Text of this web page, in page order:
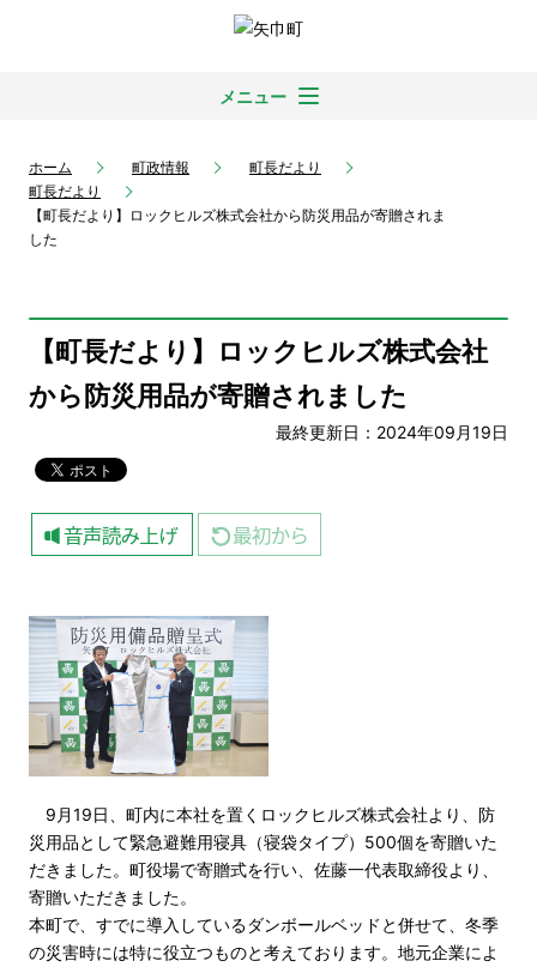
メニュー
ホーム 町政情報
町長だより
町長だより
【町長だより】ロックヒルズ株式会社から防災用品が寄贈されま
した
【町長だより】ロックヒルズ株式会社
から防災用品が寄贈されました
最終更新日：2024年09月19日
9月19日、町内に本社を置くロックヒルズ株式会社より、防
災用品として緊急避難用寝具（寝袋タイプ）500個を寄贈いた
だきました。町役場で寄贈式を行い、佐藤一代表取締役より、
寄贈いただきました。
本町で、すでに導入しているダンボールベッドと併せて、冬季
の災害時には特に役立つものと考えております。地元企業によ